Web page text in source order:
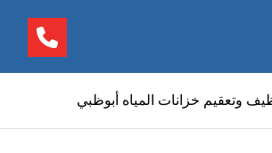
وتعقيم خزانات المياه أبوظبي